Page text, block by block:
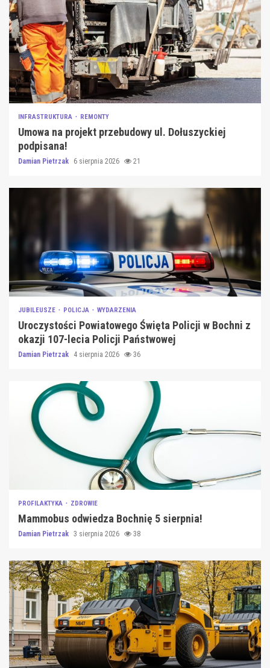
INFRASTRUKTURA REMONTY
Umowa na projekt przebudowy ul. Dołuszyckiej
podpisana!
Damian Pietrzak 6 sierpnia 2026 21
JUBILEUSZE POLICJA WYDARZENIA
Uroczystości Powiatowego Święta Policji w Bochni z
okazji 107-lecia Policji Państwowej
Damian Pietrzak 4 sierpnia 2026 36
PROFILAKTYKA ZDROWIE
Mammobus odwiedza Bochnię 5 sierpnia!
Damian Pietrzak 3 sierpnia 2026 38